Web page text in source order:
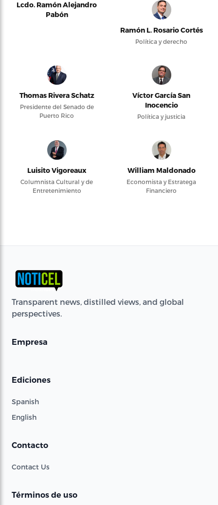
Lcdo. Ramón Alejandro
Pabón
Ramón L. Rosario Cortés
Política y derecho
Thomas Rivera Schatz
Presidente del Senado de
Puerto Rico
Víctor García San
Inocencio
Política y justicia
Luisito Vigoreaux
Columnista Cultural y de
Entretenimiento
William Maldonado
Economista y Estratega
Financiero
Transparent news, distilled views, and global
perspectives.
Empresa
Ediciones
Spanish
English
Contacto
Contact Us
Términos de uso